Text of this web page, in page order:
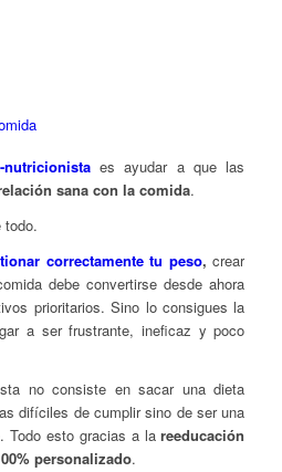
nutricionistaes ayudar a que las
sana con la comida.
todo.
correctamente tu peso, crear
debe convertirse desde ahora
prioritarios. Sino lo consigues la
a ser frustrante, ineficaz y poco
no consiste en sacar una dieta
difíciles de cumplir sino de ser una
Todo esto gracias a lareeducación
personalizado.